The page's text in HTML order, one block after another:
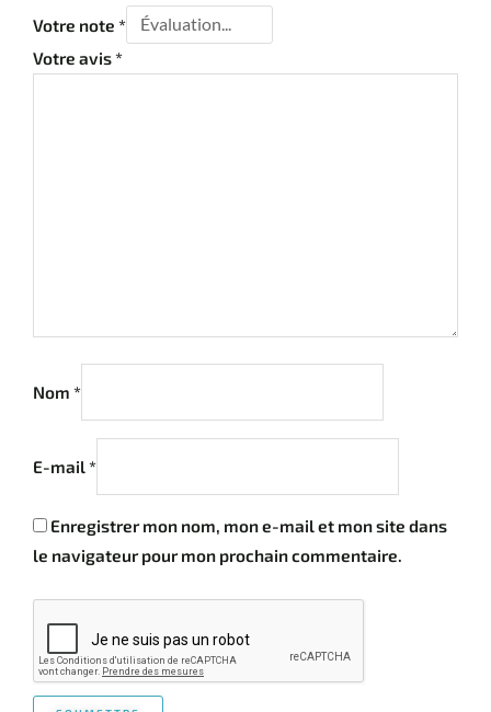
Votre note *
Votre avis*
Nom *
E-mail *
Enregistrer mon nom, mon e-mail et mon site dans
le navigateur pour mon prochain commentaire.